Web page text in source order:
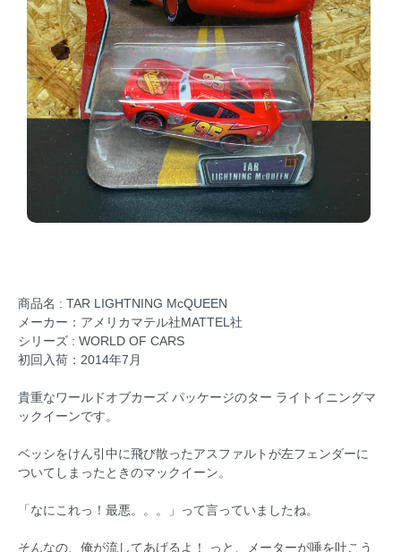
商品名 : TAR LIGHTNING McQUEEN
メーカー：アメリカマテル社MATTEL社
シリーズ : WORLD OF CARS
初回入荷：2014年7月
貴重なワールドオブカーズ パッケージのター ライトイニングマ
ックイーンです。
ベッシをけん引中に飛び散ったアスファルトが左フェンダーに
ついてしまったときのマックイーン。
「なにこれっ！最悪。。。」って言っていましたね。
そんなの、俺が流してあげるよ！ っと、メーターが唾を吐こう